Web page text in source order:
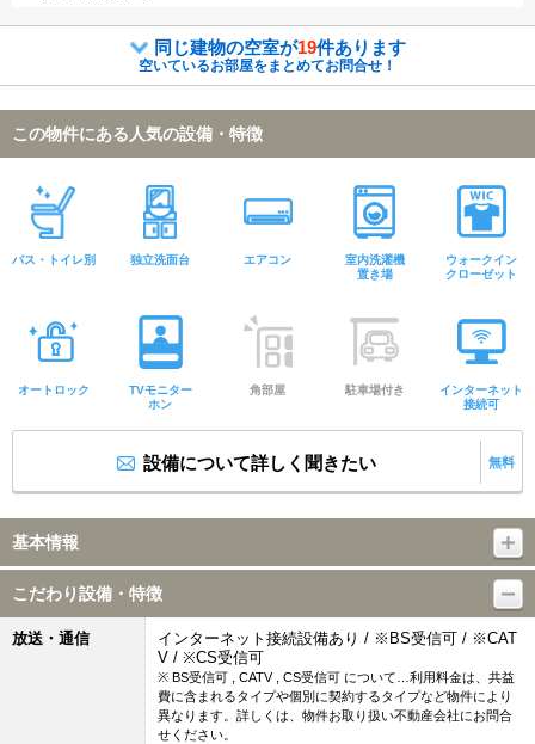
同じ建物の空室が19件あります
空いているお部屋をまとめてお問合せ！
この物件にある人気の設備・特徴
バス・トイレ別 独立洗面台 エアコン
室内洗濯機
置き場
ウォークイン
クローゼット
オートロック
TVモニター
ホン
角部屋 駐車場付き
インターネット
接続可
設備について詳しく聞きたい 無料
基本情報
こだわり設備・特徴
放送・通信
インターネット接続設備あり / ※BS受信可 / ※CAT
V / ※CS受信可
※ BS受信可 , CATV , CS受信可 について…利用料金は、共益
費に含まれるタイプや個別に契約するタイプなど物件により
異なります。詳しくは、物件お取り扱い不動産会社にお問合
せください。